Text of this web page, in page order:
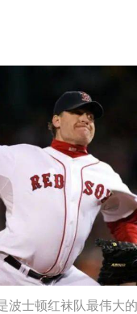
波士顿红袜队最伟大